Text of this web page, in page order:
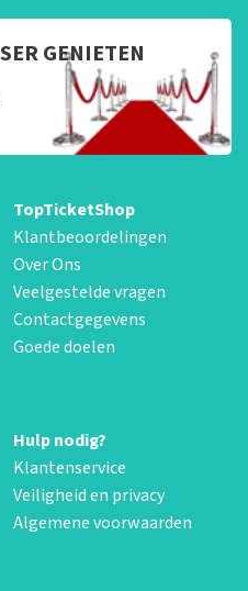
GENIETEN
TopTicketShop
Klantbeoordelingen
Over Ons
Veelgestelde vragen
Contactgegevens
Goede doelen
Hulp nodig?
Klantenservice
Veiligheid en privacy
Algemene voorwaarden